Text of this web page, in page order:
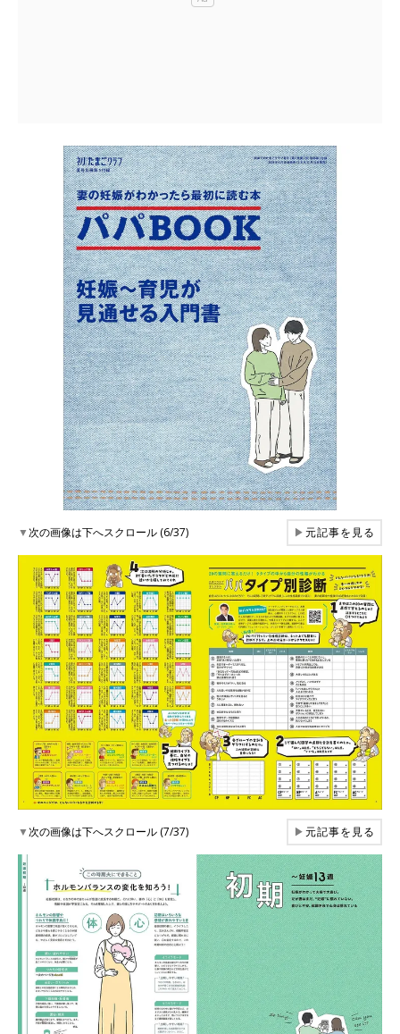
▼次の画像は下へスクロール (6/37) ▶元記事を見る
▼次の画像は下へスクロール (7/37) ▶元記事を見る